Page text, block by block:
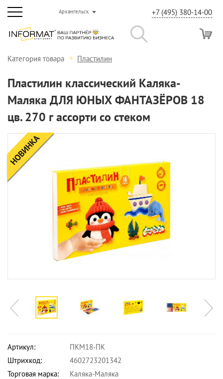
Архангельск +7 (495) 380-14-00
Категория товара Пластилин
Пластилин классический Каляка-
Маляка ДЛЯ ЮНЫХ ФАНТАЗЁРОВ 18
цв. 270 г ассорти со стеком
Артикул:
ПКМ18-ПК
Штрихкод:
4602723201342
Торговая марка:
Каляка-Маляка